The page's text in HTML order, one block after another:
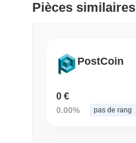
Pièces similaires
PostCoin
0 €
0.00% pas de rang